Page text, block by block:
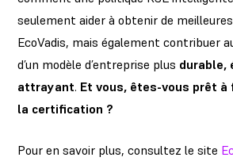
seulement aider à obtenir de
EcoVadis, mais également contribuer
d’un modèle d’entreprise plus durable,
attrayant. Et vous, êtes-vous prêt à
la certification ?
Pour en savoir plus, consultez le site